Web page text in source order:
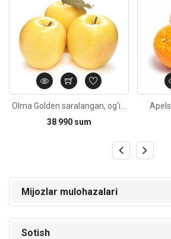
38 990 sum
Mijozlar mulohazalari
Sotish